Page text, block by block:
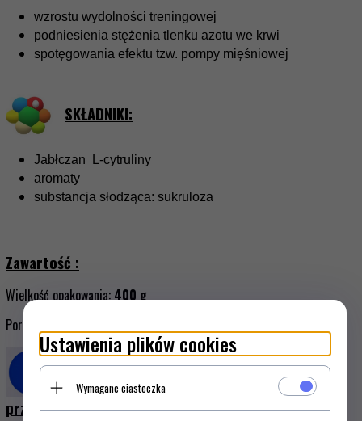
wzrostu wydolności treningowej
podniesienia stężenia tlenku azotu we krwi
spotęgowania efektu tzw. pompy mięśniowej
SKŁADNIKI:
Jabłczan L-cytruliny
aromaty
substancja słodząca: sukruloza
Zawartość :
Wielkość opakowania:400g
Porcja jednorazowa:
Ważne informacje: sposób użycia,
przechowywania,przeciwwskazania!
Ustawienia plików cookies
Wymagane ciasteczka